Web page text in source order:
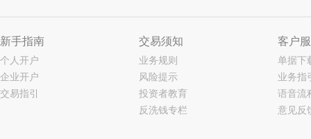
新手指南
个人开户
企业开户
交易指引
交易须知
业务规则
风险提示
投资者教育
反洗钱专栏
客户
单据下
业务指
语音流
意见反